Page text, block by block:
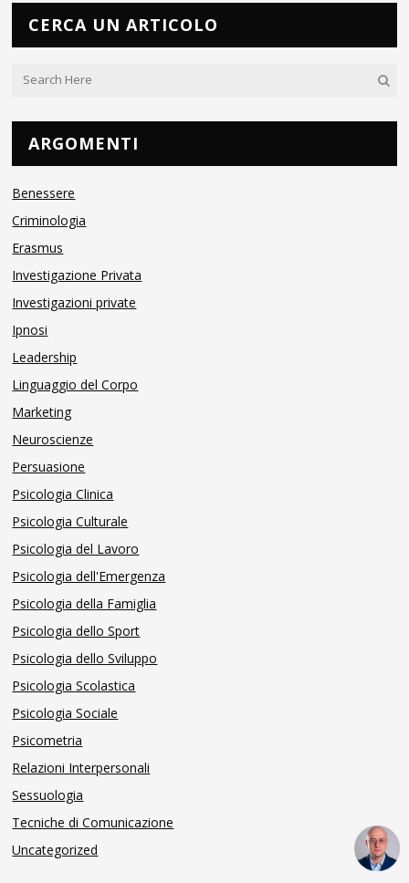
CERCA UN ARTICOLO
ARGOMENTI
Benessere
Criminologia
Erasmus
Investigazione Privata
Investigazioni private
Ipnosi
Leadership
Linguaggio del Corpo
Marketing
Neuroscienze
Persuasione
Psicologia Clinica
Psicologia Culturale
Psicologia del Lavoro
Psicologia dell'Emergenza
Psicologia della Famiglia
Psicologia dello Sport
Psicologia dello Sviluppo
Psicologia Scolastica
Psicologia Sociale
Psicometria
Relazioni Interpersonali
Sessuologia
Tecniche di Comunicazione
Uncategorized